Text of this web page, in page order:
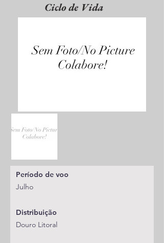
Ciclo de Vida
Período de voo
Julho
Distribuição
Douro Litoral